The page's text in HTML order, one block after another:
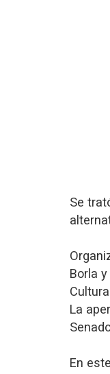
Se
Borla
La
En